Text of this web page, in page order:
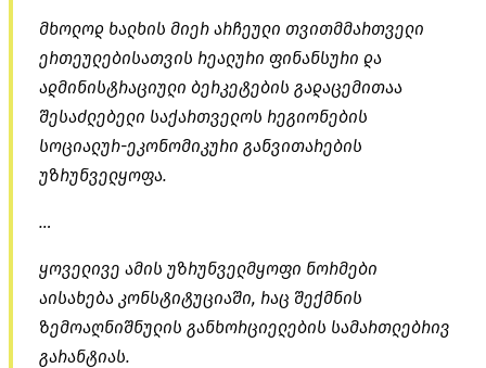
მხოლოდ ხალხის მიერ არჩეული თვითმმართველი
ერთეულებისათვის რეალური ფინანსური და
ადმინისტრაციული ბერკეტების გადაცემითაა
შესაძლებელი საქართველოს რეგიონების
სოციალურ-ეკონომიკური განვითარების
უზრუნველყოფა.
…
ყოველივე ამის უზრუნველმყოფი ნორმები
აისახება კონსტიტუციაში, რაც შექმნის
ზემოაღნიშნულის განხორციელების სამართლებრივ
გარანტიას.